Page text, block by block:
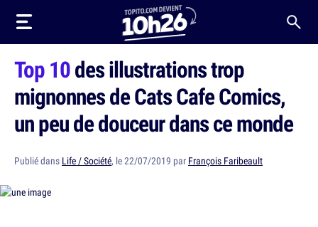
Top 10des illustrations trop
mignonnes de Cats Cafe Comics,
un peu de douceur dans ce monde
Publié dans Life / Société, le 22/07/2019 par François Faribeault